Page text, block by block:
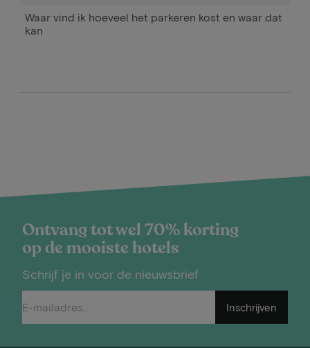
Waar vind ik hoeveel het parkeren kost en waar dat
kan
Ontvang tot wel 70% korting
op de mooiste hotels
Schrijf je in voor de nieuwsbrief
Inschrijven